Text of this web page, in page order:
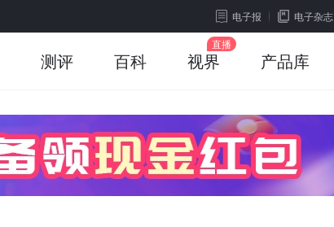
电子报 电子杂志
测评 百科 视界 产品库